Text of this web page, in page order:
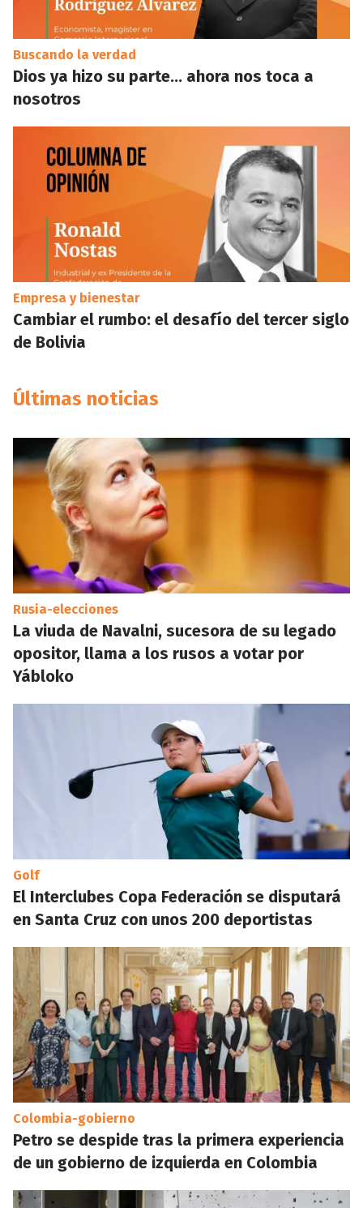
Buscando la verdad
Dios ya hizo su parte… ahora nos toca a
nosotros
Empresa y bienestar
Cambiar el rumbo: el desafío del tercer siglo
de Bolivia
Últimas noticias
Rusia-elecciones
La viuda de Navalni, sucesora de su legado
opositor, llama a los rusos a votar por
Yábloko
Golf
El Interclubes Copa Federación se disputará
en Santa Cruz con unos 200 deportistas
Colombia-gobierno
Petro se despide tras la primera experiencia
de un gobierno de izquierda en Colombia